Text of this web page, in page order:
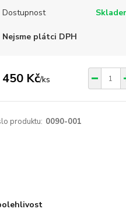
Dostupnost
Nejsme plátci DPH
450 Kč/ks
produktu: 0090-001